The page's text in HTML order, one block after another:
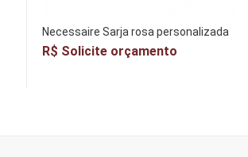
Necessaire Sarja rosa personalizada
R$ Solicite orçamento